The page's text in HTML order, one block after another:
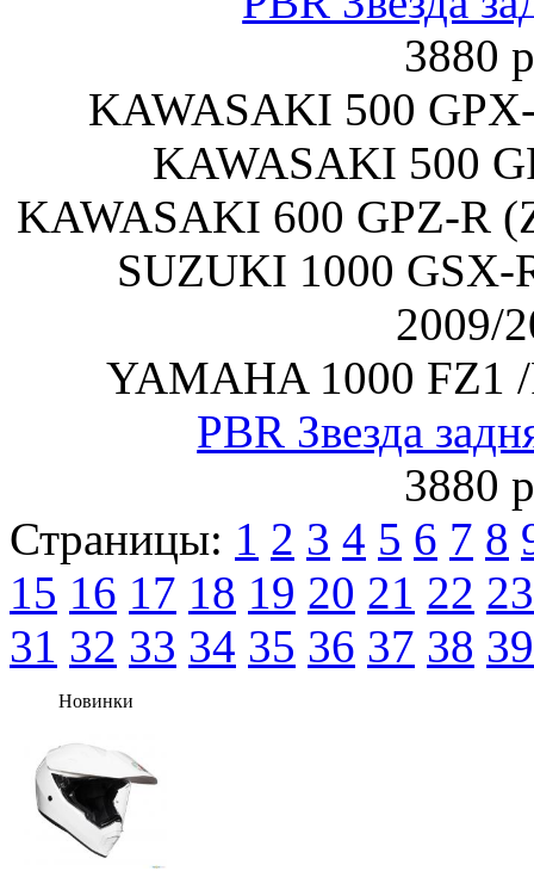
3880
KAWASAKI 500
KAWASAKI 500
KAWASAKI 600 GPZ-R
SUZUKI 1000
2009/
YAMAHA 1000 FZ1
PBR Звезда
3880
Страницы: 1 2 3 4 5 6 7 8
15 16 17 18 19 20 21 22 23
31 32 33 34 35 36 37 38 39
Новинки